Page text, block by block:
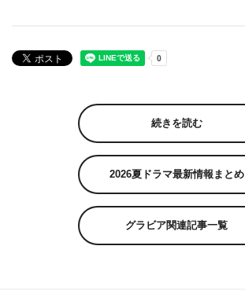
続きを読む
2026夏ドラマ最新情報まとめ
グラビア関連記事一覧